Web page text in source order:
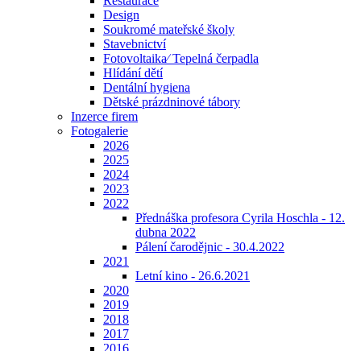
Design
Soukromé mateřské školy
Stavebnictví
Fotovoltaika⁄ Tepelná čerpadla
Hlídání dětí
Dentální hygiena
Dětské prázdninové tábory
Inzerce firem
Fotogalerie
2026
2025
2024
2023
2022
Přednáška profesora Cyrila Hoschla - 12.
dubna 2022
Pálení čarodějnic - 30.4.2022
2021
Letní kino - 26.6.2021
2020
2019
2018
2017
2016